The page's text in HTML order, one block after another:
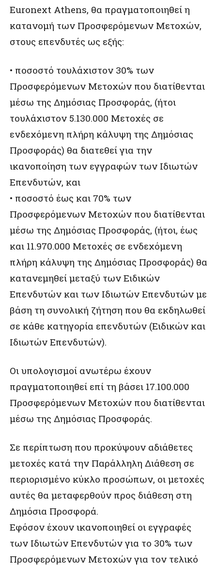
Euronext Athens, θα πραγματοποιηθεί η
κατανομή των Προσφερόμενων Μετοχών,
στους επενδυτές ως εξής:
• ποσοστό τουλάχιστον 30% των
Προσφερόμενων Μετοχών που διατίθενται
μέσω της Δημόσιας Προσφοράς, (ήτοι
τουλάχιστον 5.130.000 Μετοχές σε
ενδεχόμενη πλήρη κάλυψη της Δημόσιας
Προσφοράς) θα διατεθεί για την
ικανοποίηση των εγγραφών των Ιδιωτών
Επενδυτών, και
• ποσοστό έως και 70% των
Προσφερόμενων Μετοχών που διατίθενται
μέσω της Δημόσιας Προσφοράς, (ήτοι, έως
και 11.970.000 Μετοχές σε ενδεχόμενη
πλήρη κάλυψη της Δημόσιας Προσφοράς) θα
κατανεμηθεί μεταξύ των Ειδικών
Επενδυτών και των Ιδιωτών Επενδυτών με
βάση τη συνολική ζήτηση που θα εκδηλωθεί
σε κάθε κατηγορία επενδυτών (Ειδικών και
Ιδιωτών Επενδυτών).
Οι υπολογισμοί ανωτέρω έχουν
πραγματοποιηθεί επί τη βάσει 17.100.000
Προσφερόμενων Μετοχών που διατίθενται
μέσω της Δημόσιας Προσφοράς.
Σε περίπτωση που προκύψουν αδιάθετες
μετοχές κατά την Παράλληλη Διάθεση σε
περιορισμένο κύκλο προσώπων, οι μετοχές
αυτές θα μεταφερθούν προς διάθεση στη
Δημόσια Προσφορά.
Εφόσον έχουν ικανοποιηθεί οι εγγραφές
των Ιδιωτών Επενδυτών για το 30% των
Προσφερόμενων Μετοχών για τον τελικό